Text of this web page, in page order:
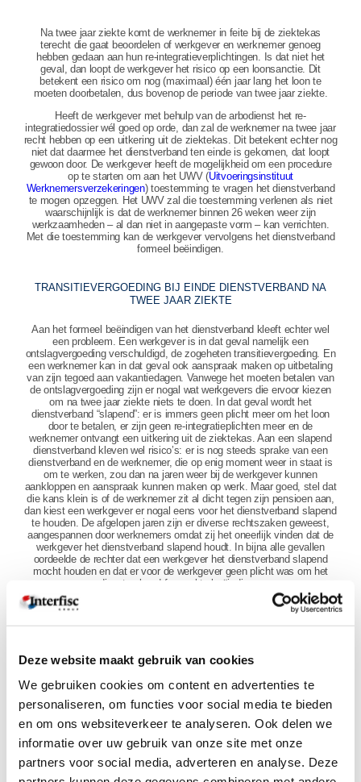
Deze website maakt gebruik van cookies
We gebruiken cookies om content en advertenties te
personaliseren, om functies voor social media te bieden
en om ons websiteverkeer te analyseren. Ook delen we
informatie over uw gebruik van onze site met onze
partners voor social media, adverteren en analyse. Deze
Na twee jaar ziekte komt de werknemer in feite bij de ziektekas
terecht die gaat beoordelen of werkgever en werknemer genoeg
hebben gedaan aan hun re-integratieverplichtingen. Is dat niet het
geval, dan loopt de werkgever het risico op een loonsanctie. Dit
betekent een risico om nog (maximaal) één jaar lang het loon te
moeten doorbetalen, dus bovenop de periode van twee jaar ziekte.
Heeft de werkgever met behulp van de arbodienst het re-
integratiedossier wél goed op orde, dan zal de werknemer na twee jaar
recht hebben op een uitkering uit de ziektekas. Dit betekent echter nog
niet dat daarmee het dienstverband ten einde is gekomen, dat loopt
gewoon door. De werkgever heeft de mogelijkheid om een procedure
op te starten om aan het UWV (Uitvoeringsinstituut
Werknemersverzekeringen) toestemming te vragen het dienstverband
te mogen opzeggen. Het UWV zal die toestemming verlenen als niet
waarschijnlijk is dat de werknemer binnen 26 weken weer zijn
werkzaamheden – al dan niet in aangepaste vorm – kan verrichten.
Met die toestemming kan de werkgever vervolgens het dienstverband
formeel beëindigen.
TRANSITIEVERGOEDING BIJ EINDE DIENSTVERBAND NA
TWEE JAAR ZIEKTE
Aan het formeel beëindigen van het dienstverband kleeft echter wel
een probleem. Een werkgever is in dat geval namelijk een
ontslagvergoeding verschuldigd, de zogeheten transitievergoeding. En
een werknemer kan in dat geval ook aanspraak maken op uitbetaling
van zijn tegoed aan vakantiedagen. Vanwege het moeten betalen van
de ontslagvergoeding zijn er nogal wat werkgevers die ervoor kiezen
om na twee jaar ziekte niets te doen. In dat geval wordt het
dienstverband “slapend”: er is immers geen plicht meer om het loon
door te betalen, er zijn geen re-integratieplichten meer en de
werknemer ontvangt een uitkering uit de ziektekas. Aan een slapend
dienstverband kleven wel risico’s: er is nog steeds sprake van een
dienstverband en de werknemer, die op enig moment weer in staat is
om te werken, zou dan na jaren weer bij de werkgever kunnen
aankloppen en aanspraak kunnen maken op werk. Maar goed, stel dat
die kans klein is of de werknemer zit al dicht tegen zijn pensioen aan,
dan kiest een werkgever er nogal eens voor het dienstverband slapend
te houden. De afgelopen jaren zijn er diverse rechtszaken geweest,
aangespannen door werknemers omdat zij het oneerlijk vinden dat de
werkgever het dienstverband slapend houdt. In bijna alle gevallen
oordeelde de rechter dat een werkgever het dienstverband slapend
mocht houden en dat er voor de werkgever geen plicht was om het
dienstverband formeel te beëindigen.
COMPENSATIEREGELING TRANSITIEVERGOEDING VOOR
De laatste tijd zijn er echter nogal wat ontwikkelingen op dit punt
dienstverbanden op verkeerde gronden slapend gehouden worden.
Ook vindt de wetgever het niet fair dat een werkgever nog een (forse)
ontslagvergoeding moet betalen terwijl die al twee jaar lang het loon
tijdens ziekte moest doorbetalen en ook nog eens diverse re-
integratieverplichtingen had. Daarom is besloten om de werkgevers te
gaan compenseren voor de ontslagvergoeding die zij na twee jaar
ziekte moeten betalen. Die compensatieregeling gaat in op 1 april